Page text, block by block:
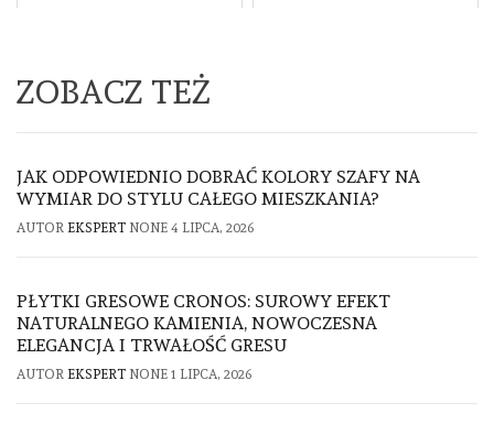
ZOBACZ TEŻ
JAK ODPOWIEDNIO DOBRAĆ KOLORY SZAFY NA
WYMIAR DO STYLU CAŁEGO MIESZKANIA?
AUTOR EKSPERT NONE 4 LIPCA, 2026
PŁYTKI GRESOWE CRONOS: SUROWY EFEKT
NATURALNEGO KAMIENIA, NOWOCZESNA
ELEGANCJA I TRWAŁOŚĆ GRESU
AUTOR EKSPERT NONE 1 LIPCA, 2026